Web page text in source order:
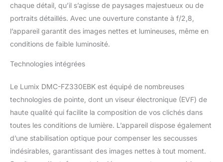
chaque détail, qu’il s’agisse de paysages majestueux ou de
portraits détaillés. Avec une ouverture constante à f/2,8,
l’appareil garantit des images nettes et lumineuses, même en
conditions de faible luminosité.
Technologies intégrées
Le Lumix DMC-FZ330EBK est équipé de nombreuses
technologies de pointe, dont un viseur électronique (EVF) de
haute qualité qui facilite la composition de vos clichés dans
toutes les conditions de lumière. L’appareil dispose également
d’une stabilisation optique pour compenser les secousses
indésirables, garantissant des images nettes à tout moment.